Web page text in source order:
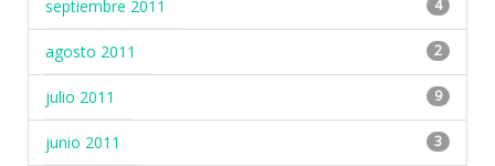
septiembre 2011 4
agosto 2011 2
julio 2011 9
junio 2011 3